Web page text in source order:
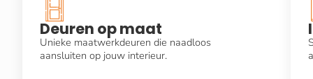
Deuren op maat
Unieke maatwerkdeuren die naadloos
aansluiten op jouw interieur.